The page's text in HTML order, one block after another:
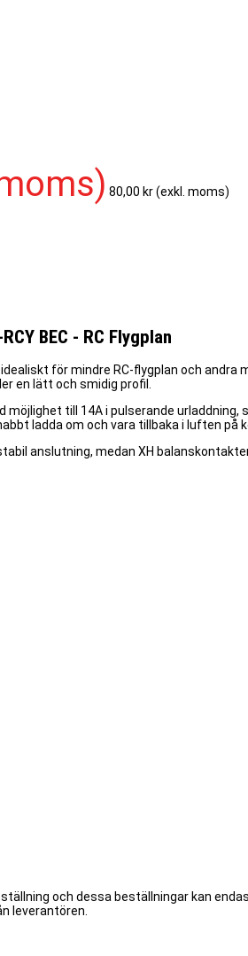
80,00 kr(exkl. moms)
BEC - RC Flygplan
för mindre RC-flygplan och
en lätt och smidig profil.
möjlighet till 14A i pulserande
ladda om och vara tillbaka i luften på
anslutning, medan XH
och dessa beställningar kan
leverantören.